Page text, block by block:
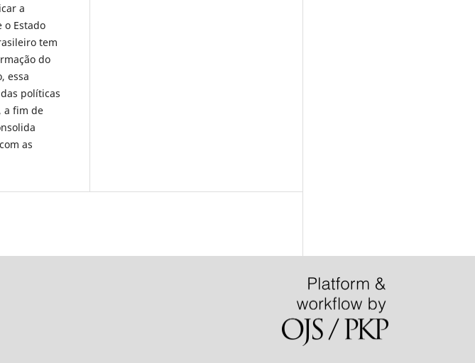
a
Estado
tem
do
essa
políticas
a fim de
as